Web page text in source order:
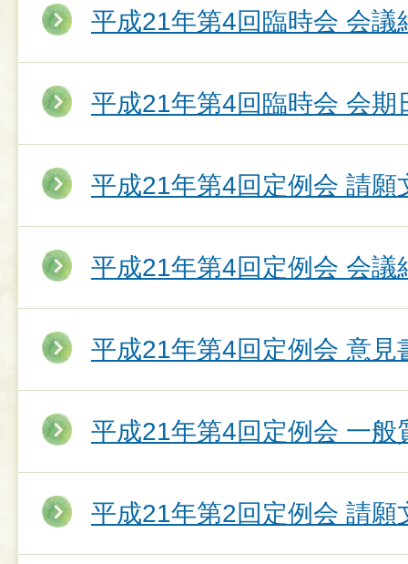
平成21年第4回臨時会 会議
平成21年第4回臨時会 会期
平成21年第4回定例会 請願
平成21年第4回定例会 会議
平成21年第4回定例会 意見
平成21年第4回定例会 一般
平成21年第2回定例会 請願